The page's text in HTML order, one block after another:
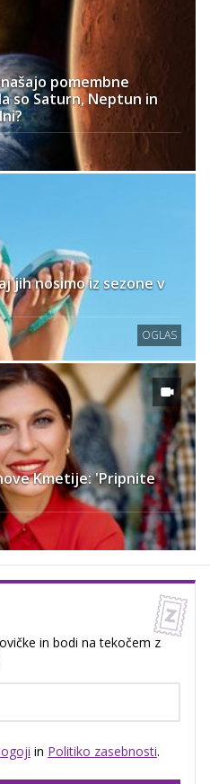
pomembne
so Saturn, Neptun in
jih nosimo iz sezone v
OGLAS
Kmetije: 'Pripnite
in bodi na tekočem z
in Politiko zasebnosti.